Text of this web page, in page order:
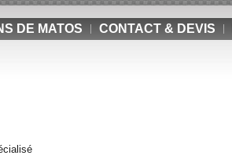
DE MATOS CONTACT & DEVIS